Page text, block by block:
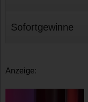
Sofortgewinne
Anzeige: